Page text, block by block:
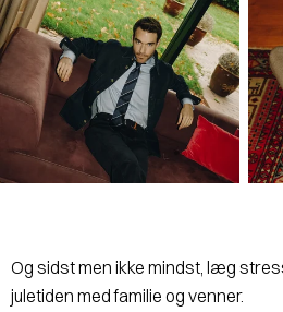
Og sidst men ikke mindst, læg
juletiden med familie og venner.